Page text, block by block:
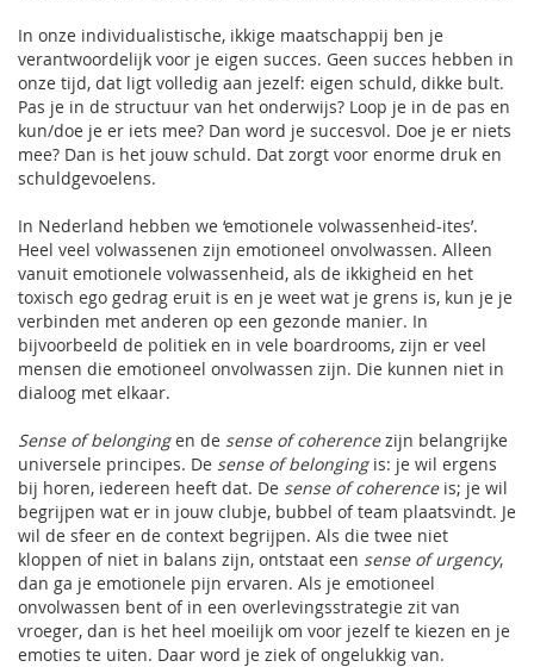
In onze individualistische, ikkige maatschappij ben je
verantwoordelijk voor je eigen succes. Geen succes hebben in
onze tijd, dat ligt volledig aan jezelf: eigen schuld, dikke bult.
Pas je in de structuur van het onderwijs? Loop je in de pas en
kun/doe je er iets mee? Dan word je succesvol. Doe je er niets
mee? Dan is het jouw schuld. Dat zorgt voor enorme druk en
schuldgevoelens.
In Nederland hebben we ‘emotionele volwassenheid-ites’.
Heel veel volwassenen zijn emotioneel onvolwassen. Alleen
vanuit emotionele volwassenheid, als de ikkigheid en het
toxisch ego gedrag eruit is en je weet wat je grens is, kun je je
verbinden met anderen op een gezonde manier. In
bijvoorbeeld de politiek en in vele boardrooms, zijn er veel
mensen die emotioneel onvolwassen zijn. Die kunnen niet in
dialoog met elkaar.
Sense of belongingen de sense of coherencezijn belangrijke
universele principes. De sense of belongingis: je wil ergens
bij horen, iedereen heeft dat. De sense of coherenceis; je wil
begrijpen wat er in jouw clubje, bubbel of team plaatsvindt. Je
wil de sfeer en de context begrijpen. Als die twee niet
kloppen of niet in balans zijn, ontstaat een sense of urgency,
dan ga je emotionele pijn ervaren. Als je emotioneel
onvolwassen bent of in een overlevingsstrategie zit van
vroeger, dan is het heel moeilijk om voor jezelf te kiezen en je
emoties te uiten. Daar word je ziek of ongelukkig van.